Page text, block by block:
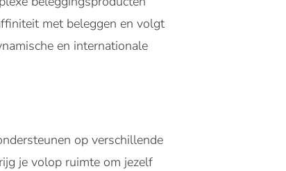
met beleggen en volgt
en internationale
op verschillende
je volop ruimte om jezelf